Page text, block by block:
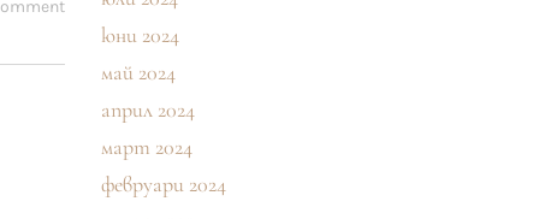
юни 2024
май 2024
април 2024
март 2024
февруари 2024